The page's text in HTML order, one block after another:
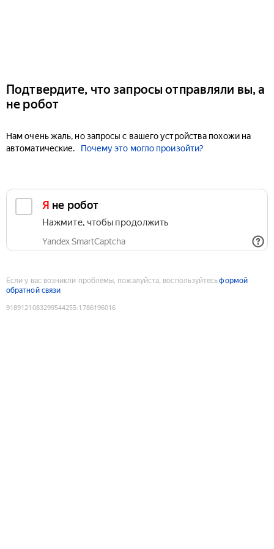
Подтвердите, что запросы отправляли вы, а
не робот
Нам очень жаль, но запросы с вашего устройства похожи на
автоматические.
Почему это могло произойти?
Я не робот
Нажмите, чтобы продолжить
Yandex SmartCaptcha
Если у вас возникли проблемы, пожалуйста, воспользуйтесьформой
обратной связи
9189121083299544255:1786196016